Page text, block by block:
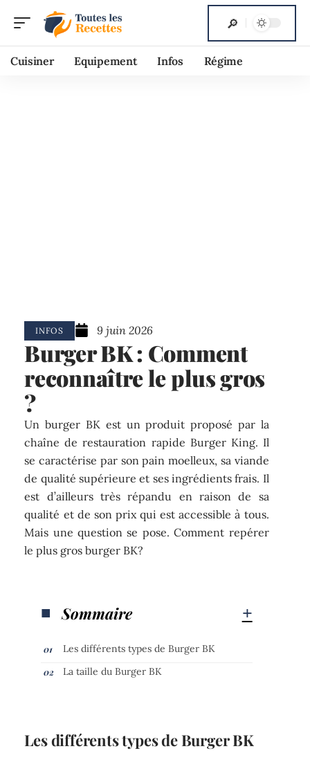
Cuisiner Equipement Infos Régime
INFOS 9 juin 2026
Burger BK : Comment
reconnaître le plus gros
?
Un burger BK est un produit proposé par la
chaîne de restauration rapide Burger King. Il
se caractérise par son pain moelleux, sa viande
de qualité supérieure et ses ingrédients frais. Il
est d’ailleurs très répandu en raison de sa
qualité et de son prix qui est accessible à tous.
Mais une question se pose. Comment repérer
le plus gros burger BK?
Sommaire
Les différents types de Burger BK
La taille du Burger BK
Les différents types de Burger BK